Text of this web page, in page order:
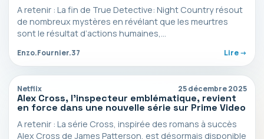
A retenir : La fin de True Detective: Night Country résout
de nombreux mystères en révélant que les meurtres
sont le résultat d’actions humaines,…
Enzo.Fournier.37 Lire ->
Netflix 25 décembre 2025
Alex Cross, l’inspecteur emblématique, revient
en force dans une nouvelle série sur Prime Video
A retenir : La série Cross, inspirée des romans à succès
Alex Cross de James Patterson, est désormais disponible